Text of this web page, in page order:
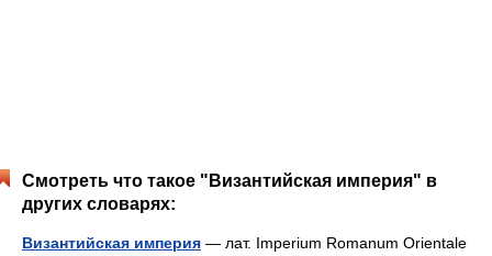
Смотреть что такое "Византийская империя" в
других словарях:
Византийская империя — лат. Imperium Romanum Orientale